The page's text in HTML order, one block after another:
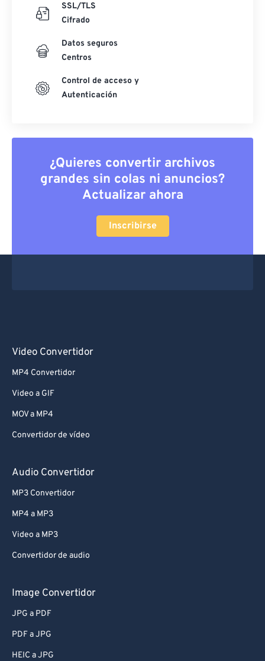
SSL/TLS
Cifrado
Datos seguros
Centros
Control de acceso y
Autenticación
¿Quieres convertir archivos
grandes sin colas ni anuncios?
Actualizar ahora
Inscribirse
Video Convertidor
MP4 Convertidor
Video a GIF
MOV a MP4
Convertidor de vídeo
Audio Convertidor
MP3 Convertidor
MP4 a MP3
Video a MP3
Convertidor de audio
Image Convertidor
JPG a PDF
PDF a JPG
HEIC a JPG